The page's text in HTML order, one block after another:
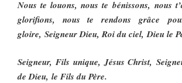
Nous te louons, nous te bénissons, nous
glorifions, nous te rendons grâce
gloire, Seigneur Dieu, Roi du ciel, Dieu le
Seigneur, Fils unique, Jésus Christ,
de Dieu, le Fils du Père.